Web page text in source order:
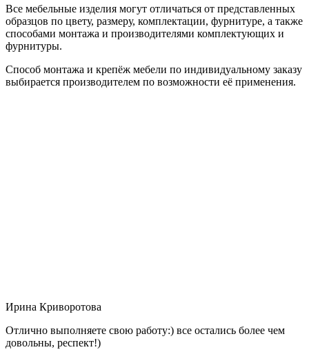
Все мебельные изделия могут отличаться от представленных
образцов по цвету, размеру, комплектации, фурнитуре, а также
способами монтажа и производителями комплектующих и
фурнитуры.
Способ монтажа и крепёж мебели по индивидуальному заказу
выбирается производителем по возможности её применения.
Ирина Криворотова
Отлично выполняете свою работу:) все остались более чем
довольны, респект!)